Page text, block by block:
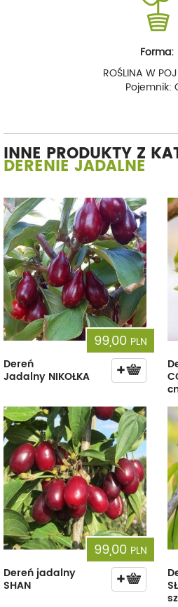
Forma:
ROŚLINA W
Pojemnik:
INNE PRODUKTY Z
DERENIE JADALNE
99,00 PLN
Dereń
Jadalny NIKOŁKA
99,00 PLN
Dereń jadalny
SHAN